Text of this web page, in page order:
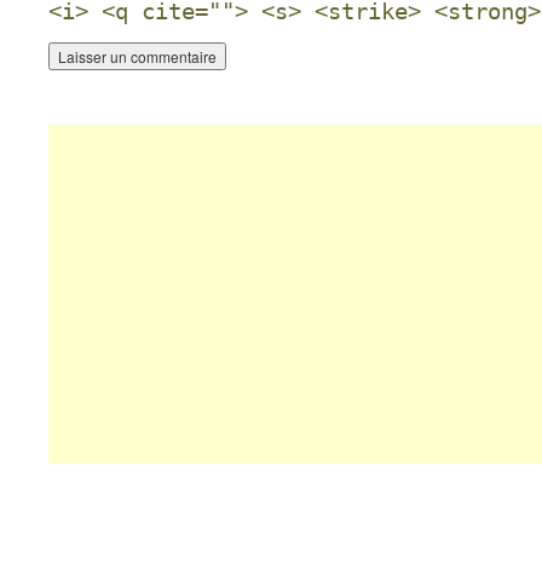
<i> <q cite=""> <s> <strike> <strong>